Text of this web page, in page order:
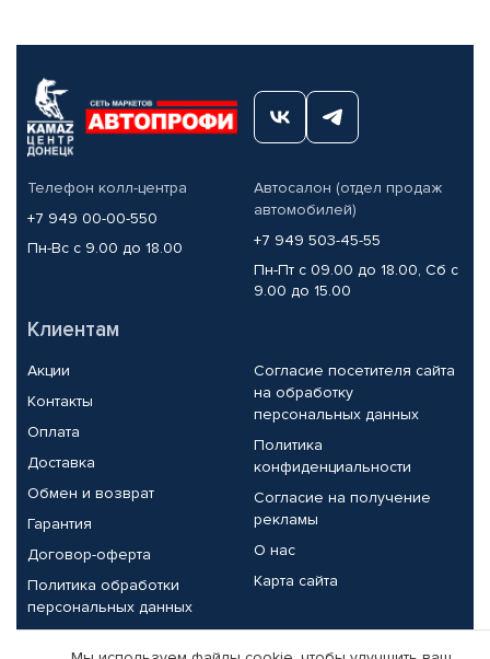
Телефон колл-центра
+7 949 00-00-550
Пн-Вс с 9.00 до 18.00
Автосалон (отдел продаж
автомобилей)
+7 949 503-45-55
Пн-Пт с 09.00 до 18.00, Сб с
9.00 до 15.00
Клиентам
Акции
Контакты
Оплата
Доставка
Обмен и возврат
Гарантия
Договор-оферта
Политика обработки
персональных данных
Согласие посетителя сайта
на обработку
персональных данных
Политика
конфиденциальности
Согласие на получение
рекламы
О нас
Карта сайта